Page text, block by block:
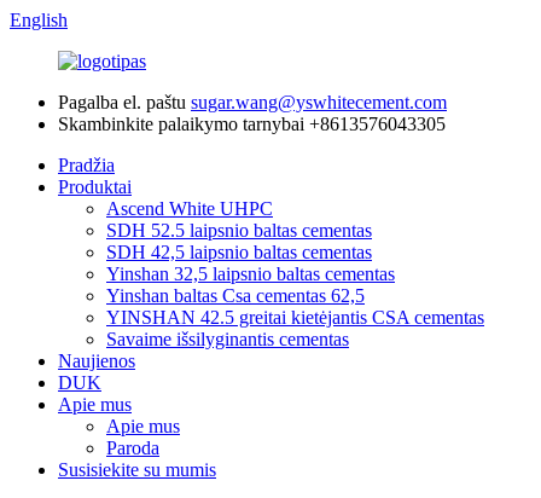
English
Pagalba el. paštu sugar.wang@yswhitecement.com
Skambinkite palaikymo tarnybai +8613576043305
Pradžia
Produktai
Ascend White UHPC
SDH 52.5 laipsnio baltas cementas
SDH 42,5 laipsnio baltas cementas
Yinshan 32,5 laipsnio baltas cementas
Yinshan baltas Csa cementas 62,5
YINSHAN 42.5 greitai kietėjantis CSA cementas
Savaime išsilyginantis cementas
Naujienos
DUK
Apie mus
Apie mus
Paroda
Susisiekite su mumis